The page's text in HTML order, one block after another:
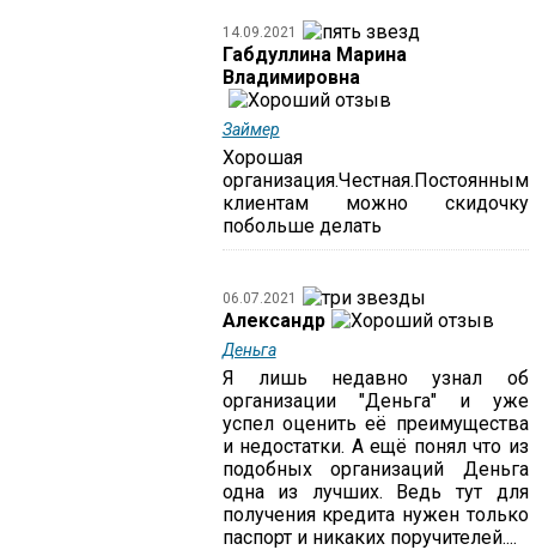
14.09.2021
Габдуллина Марина
Владимировна
Займер
Хорошая
организация.Честная.Постоянным
клиентам можно скидочку
побольше делать
06.07.2021
Александр
Деньга
Я лишь недавно узнал об
организации "Деньга" и уже
успел оценить её преимущества
и недостатки. А ещё понял что из
подобных организаций Деньга
одна из лучших. Ведь тут для
получения кредита нужен только
паспорт и никаких поручителей....